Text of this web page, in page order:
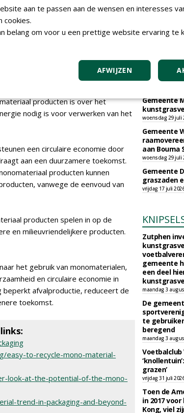
één soort materiaal zijn
materialen bestaan. Dit
worden.
één materiaal wordt de
als aan het einde van de
producten is over het
nodig is voor verwerken van het
een circulaire economie door
aan een duurzamere toekomst.
producten kunnen
vanwege de eenvoud van
producten spelen in op de
en milieuvriendelijkere producten.
het gebruik van monomaterialen,
en circulaire economie in
afvalproductie, reduceert de
toekomst.
easy-to-recycle-mono-material-
look-at-the-potential-of-the-mono-
trend-in-packaging-and-beyond-
Gemeente
sportpark
Egmond-
Gemeente
sportpark
Gemeente
woensdag 29 juli
Gemeente
aan Bouma
woensdag 29 juli
Gemeente
graszaden
vrijdag 17 juli 2026
Zutphen
gemeente
een deel
maandag 3
De
te
beregend
maandag 3
Voetbalclub
grazen’
vrijdag 31 juli 2026
Toen de
in 2017
Kong, viel
aan te passen aan de wensen en interesses
cookies.
belang om voor u een prettige website ervaring te
AFWIJZEN